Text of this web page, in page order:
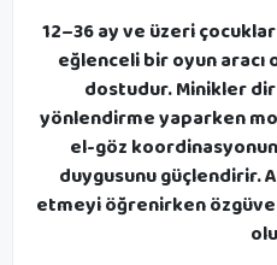
12–36 ay ve üzeri
eğlenceli bir oyun aracı
dostudur. Minikler
yönlendirme yaparken
el-göz
duygusunu güçlendirir.
etmeyi öğrenirken